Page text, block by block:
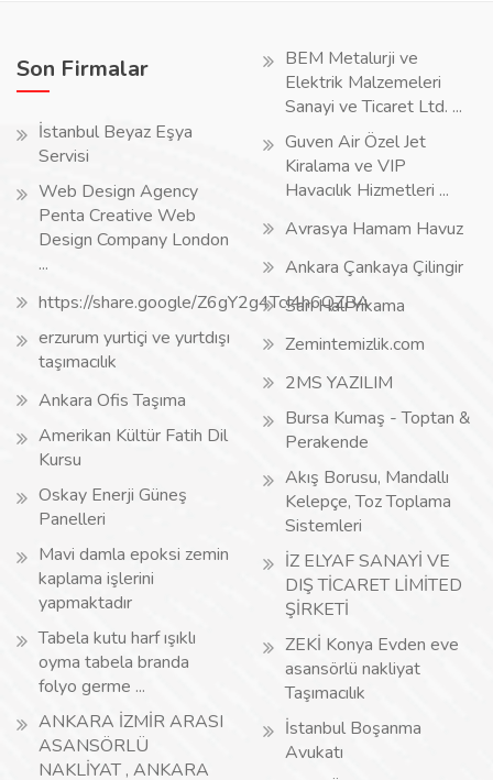
Son Firmalar
İstanbul Beyaz Eşya
Servisi
Web Design Agency
Penta Creative Web
Design Company London
...
https://share.google/Z6gY2g4TcI4h6QZBA
erzurum yurtiçi ve yurtdışı
taşımacılık
Ankara Ofis Taşıma
Amerikan Kültür Fatih Dil
Kursu
Oskay Enerji Güneş
Panelleri
Mavi damla epoksi zemin
kaplama işlerini
yapmaktadır
Tabela kutu harf ışıklı
oyma tabela branda
folyo germe ...
ANKARA İZMİR ARASI
ASANSÖRLÜ
NAKLİYAT , ANKARA
BEM Metalurji ve
Elektrik Malzemeleri
Sanayi ve Ticaret Ltd. ...
Guven Air Özel Jet
Kiralama ve VIP
Havacılık Hizmetleri ...
Avrasya Hamam Havuz
Ankara Çankaya Çilingir
Sarı Halı Yıkama
Zemintemizlik.com
2MS YAZILIM
Bursa Kumaş - Toptan &
Perakende
Akış Borusu, Mandallı
Kelepçe, Toz Toplama
Sistemleri
İZ ELYAF SANAYİ VE
DIŞ TİCARET LİMİTED
ŞİRKETİ
ZEKİ Konya Evden eve
asansörlü nakliyat
Taşımacılık
İstanbul Boşanma
Avukatı